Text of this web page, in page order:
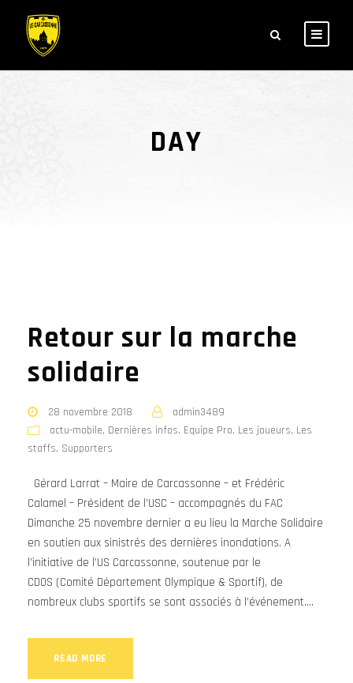
DAY
Retour sur la marche
solidaire
28 novembre 2018
admin3489
actu-mobile, Dernières infos, Equipe Pro, Les joueurs, Les
staffs, Supporters
Gérard Larrat – Maire de Carcassonne – et Frédéric
Calamel – Président de l’USC – accompagnés du FAC
Dimanche 25 novembre dernier a eu lieu la Marche Solidaire
en soutien aux sinistrés des dernières inondations. A
l’initiative de l’US Carcassonne, soutenue par le
CDOS (Comité Département Olympique & Sportif), de
nombreux clubs sportifs se sont associés à l’événement....
READ MORE